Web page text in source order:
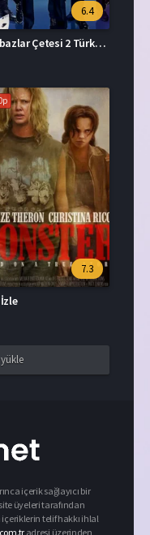
6.4
Sihirbazlar Çetesi 2 Türkçe Dublaj İzle
7.3
içerik sağlayıcı bir
üyeleri tarafından
telif hakkı ihlal
adresi üzerinden